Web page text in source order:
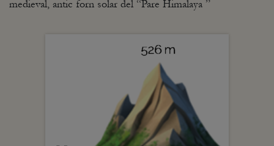
medieval, antic forn solar del “Pare Himalaya ”